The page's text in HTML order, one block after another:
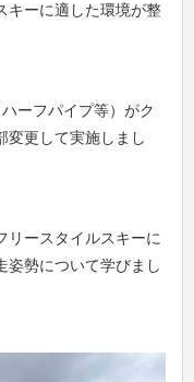
キーに適した環境が整
ーフパイプ等）がク
変更して実施しまし
リースタイルスキーに
姿勢について学びまし